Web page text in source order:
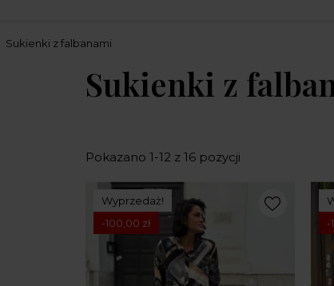
Sukienki z falbanami
Sukienki z
Pokazano 1-12 z 16 pozycji
Wyprzedaż!
-100,00 zł
-